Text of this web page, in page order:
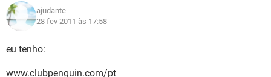
ajudante
28 fev 2011 às 17:58
eu tenho:
www.clubpenguin.com/pt